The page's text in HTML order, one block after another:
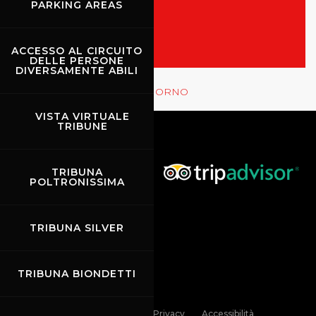
PARKING AREAS
ACCESSO AL CIRCUITO
DELLE PERSONE
DIVERSAMENTE ABILI
VISTA VIRTUALE
TRIBUNE
TRIBUNA
POLTRONISSIMA
TRIBUNA SILVER
TRIBUNA BIONDETTI
MOSTRA LE GARE
Rossocorsa
MOSTRA GLI EVENTI DEL GIORNO
Privacy Accessibilità